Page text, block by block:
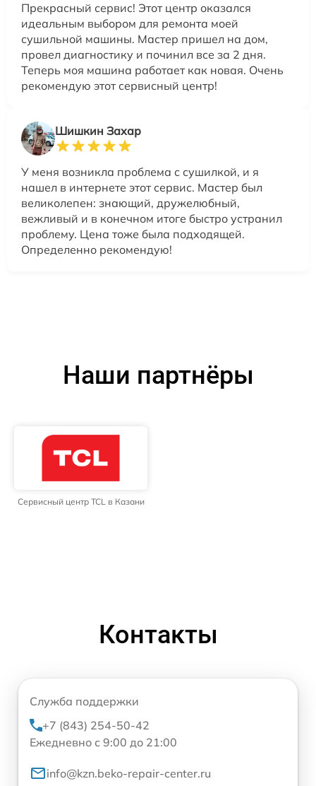
Прекрасный сервис! Этот центр оказался
идеальным выбором для ремонта моей
сушильной машины. Мастер пришел на дом,
провел диагностику и починил все за 2 дня.
Теперь моя машина работает как новая. Очень
рекомендую этот сервисный центр!
Шишкин Захар
У меня возникла проблема с сушилкой, и я
нашел в интернете этот сервис. Мастер был
великолепен: знающий, дружелюбный,
вежливый и в конечном итоге быстро устранил
проблему. Цена тоже была подходящей.
Определенно рекомендую!
Наши партнёры
Сервисный центр TCL в Казани
Контакты
Служба поддержки
+7 (843) 254-50-42
Ежедневно с 9:00 до 21:00
info@kzn.beko-repair-center.ru